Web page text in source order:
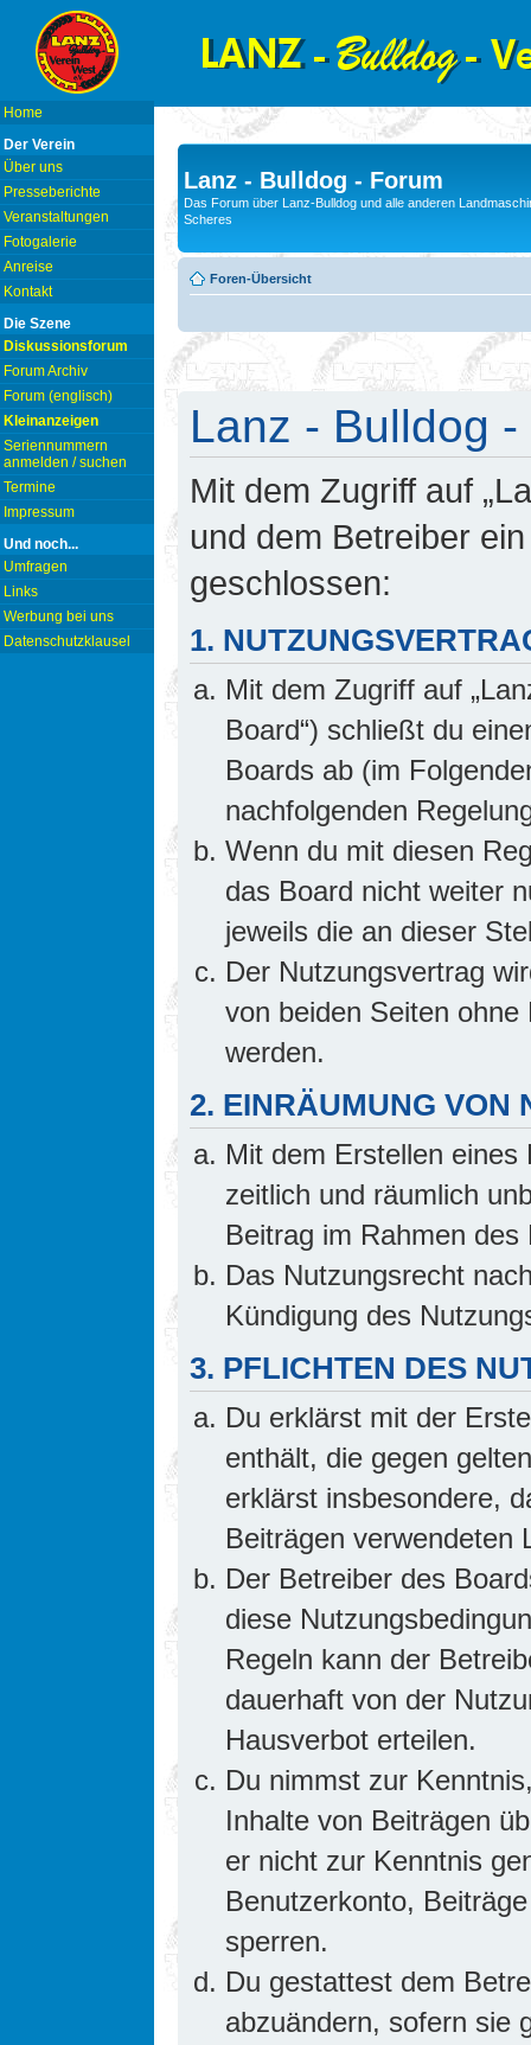
Home
Der Verein
Über uns
Presseberichte
Veranstaltungen
Fotogalerie
Anreise
Kontakt
Die Szene
Diskussionsforum
Forum Archiv
Forum (englisch)
Kleinanzeigen
Seriennummern
anmelden / suchen
Termine
Impressum
Und noch...
Umfragen
Links
Werbung bei uns
Datenschutzklausel
Lanz - Bulldog - Forum
Das Forum über Lanz-Bulldog und alle anderen
Scheres
Foren-Übersicht
Lanz - Bulldog
Mit dem Zugriff auf
und dem Betreiber
geschlossen:
1.
Mit dem Zugriff auf
Board“) schließt du
Boards ab (im
nachfolgenden
Wenn du mit diesen
das Board nicht weiter
jeweils die an dieser
Der Nutzungsvertrag
von beiden Seiten
werden.
2. EINRÄUMUNG VON
Mit dem Erstellen
zeitlich und räumlich
Beitrag im Rahmen
Das Nutzungsrecht
Kündigung des
3. PFLICHTEN DES
Du erklärst mit der
enthält, die gegen
erklärst insbesondere,
Beiträgen verwendeten
Der Betreiber des
diese
Regeln kann der
dauerhaft von der
Hausverbot erteilen.
Du nimmst zur
Inhalte von Beiträgen
er nicht zur Kenntnis
Benutzerkonto,
sperren.
Du gestattest dem
abzuändern, sofern sie